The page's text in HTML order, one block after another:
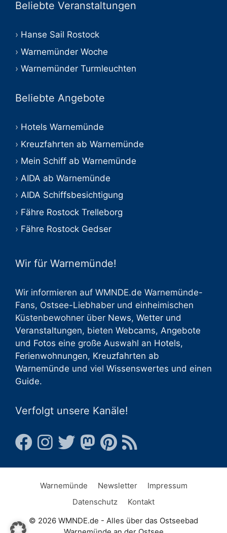
Beliebte Veranstaltungen
Hanse Sail Rostock
Warnemünder Woche
Warnemünder Turmleuchten
Beliebte Angebote
Hotels Warnemünde
Kreuzfahrten ab Warnemünde
Mein Schiff ab Warnemünde
AIDA ab Warnemünde
AIDA Schiffsbesichtigung
Fähre Rostock Trelleborg
Fähre Rostock Gedser
Wir für Warnemünde!
Wir informieren auf WMNDE.de Warnemünde-
Fans, Ostsee-Liebhaber und einheimischen
Küstenbewohner über News, Wetter und
Veranstaltungen, bieten Webcams, Angebote
und Fotos eine große Auswahl an Hotels,
Ferienwohnungen, Kreuzfahrten ab
Warnemünde und viel Wissenswertes und einen
Guide.
Verfolgt unsere Kanäle!
Warnemünde Newsletter
Impressum
Datenschutz
Kontakt
© 2026 WMNDE.de - Alles über das Ostseebad